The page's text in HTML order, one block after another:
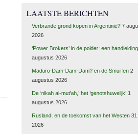
LAATSTE BERICHTEN
Verbrande grond kopen in Argentinië? 7
2026
‘Power Brokers’ in de polder: een handleiding
augustus 2026
Maduro-Dam-Dam-Dam? en de Smurfen 2
augustus 2026
De ‘nikah al-mut’ah,’ het ‘genotshuwelijk’ 1
augustus 2026
Rusland, en de toekomst van het Westen 31
2026